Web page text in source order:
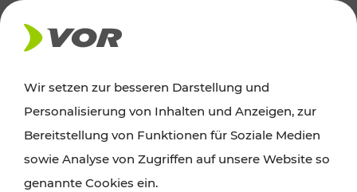
AKTUELLES
Ausflugstipps
Wien, Niederösterreich und das Burgenland
Wir setzen zur besseren Darstellung und
Personalisierung von Inhalten und Anzeigen, zur
Bereitstellung von Funktionen für Soziale Medien
sowie Analyse von Zugriffen auf unsere Website so
genannte Cookies ein.